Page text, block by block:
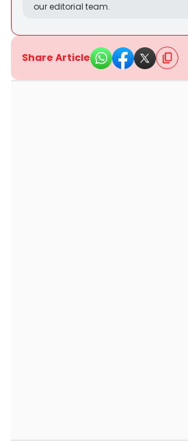
our editorial team.
Share Article